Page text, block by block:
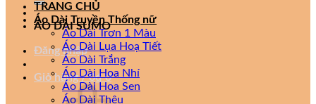
ÁO DÀI SUMO
Đăng nhập
Giỏ hàng /0₫ 0
TRANG CHỦ
Áo Dài Truyền Thống nữ
Áo Dài Trơn 1 Màu
Áo Dài Lụa Hoạ Tiết
Áo Dài Trắng
Áo Dài Hoa Nhí
Áo Dài Hoa Sen
Áo Dài Thêu